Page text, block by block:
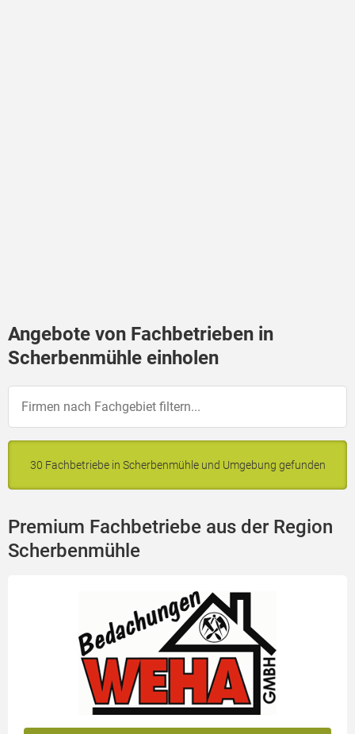
Angebote von Fachbetrieben in
Scherbenmühle einholen
30 Fachbetriebe in Scherbenmühle und Umgebung gefunden
Premium Fachbetriebe aus der Region
Scherbenmühle